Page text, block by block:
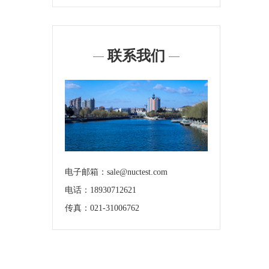
联系我们
电子邮箱：sale@nuctest.com
电话：18930712621
传真：021-31006762